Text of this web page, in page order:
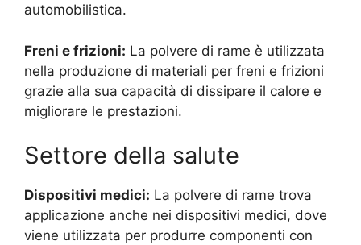
automobilistica.
Freni e frizioni: La polvere di rame è utilizzata
nella produzione di materiali per freni e frizioni
grazie alla sua capacità di dissipare il calore e
migliorare le prestazioni.
Settore della salute
Dispositivi medici: La polvere di rame trova
applicazione anche nei dispositivi medici, dove
viene utilizzata per produrre componenti con